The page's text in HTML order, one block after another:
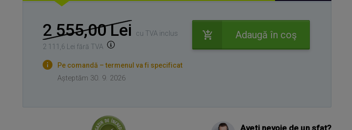
2 555,00 Lei
cu TVA inclus
2 111,6 Lei fără TVA
Adaugă în coş
Pe comandă – termenul va fi specificat
Așteptăm 30. 9. 2026
Aveți nevoie de un sfat?